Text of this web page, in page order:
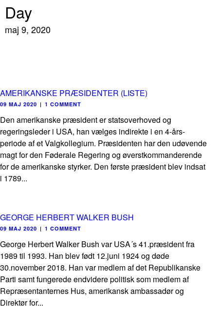
Day
maj 9, 2020
AMERIKANSKE PRÆSIDENTER (LISTE)
09 MAJ 2020 | 1 COMMENT
Den amerikanske præsident er statsoverhoved og
regeringsleder i USA, han vælges indirekte i en 4-års-
periode af et Valgkollegium. Præsidenten har den udøvende
magt for den Føderale Regering og øverstkommanderende
for de amerikanske styrker. Den første præsident blev indsat
i 1789...
GEORGE HERBERT WALKER BUSH
09 MAJ 2020 | 1 COMMENT
George Herbert Walker Bush var USA´s 41.præsident fra
1989 til 1993. Han blev født 12.juni 1924 og døde
30.november 2018. Han var medlem af det Republikanske
Parti samt fungerede endvidere politisk som medlem af
Repræsentanternes Hus, amerikansk ambassadør og
Direktør for...